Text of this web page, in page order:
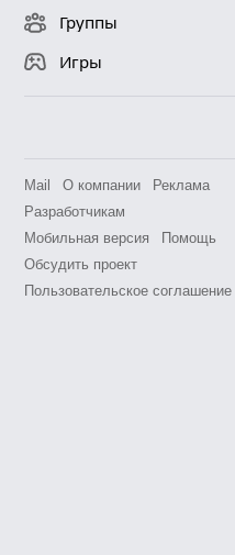
Группы
Игры
Mail О компании
Реклама
Разработчикам
Мобильная версия
Помощь
Обсудить проект
Пользовательское соглашение